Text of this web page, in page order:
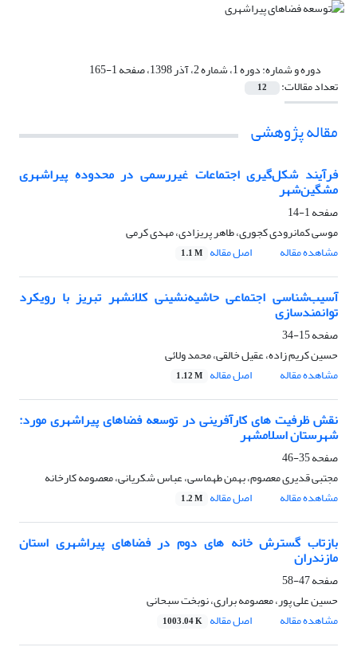
دوره و شماره:دوره 1، شماره 2، آذر 1398، صفحه 1-165
تعداد مقالات: 12
مقاله پژوهشی
فرآیند شکل‌گیری اجتماعات غیررسمی در محدوده پیراشهری
مشگین‌شهر
صفحه1-14
موسی کمانرودی کجوری، طاهر پریزادی، مهدی کرمی
مشاهده مقاله
اصل مقاله 1.1 M
آسیب‌شناسی اجتماعی حاشیه‌نشینی کلانشهر تبریز با رویکرد
توانمندسازی
صفحه15-34
حسین کریم زاده، عقیل خالقی، محمد ولائی
مشاهده مقاله
اصل مقاله 1.12 M
نقش ظرفیت های کارآفرینی در توسعه فضاهای پیراشهری مورد:
شهرستان اسلامشهر
صفحه35-46
مجتبی قدیری معصوم، بهمن طهماسی، عباس شکریانی، معصومه کارخانه
مشاهده مقاله
اصل مقاله 1.2 M
بازتاب گسترش خانه های دوم در فضاهای پیراشهری استان
مازندران
صفحه47-58
حسین علی پور، معصومه براری، نوبخت سبحانی
مشاهده مقاله
اصل مقاله 1003.04 K